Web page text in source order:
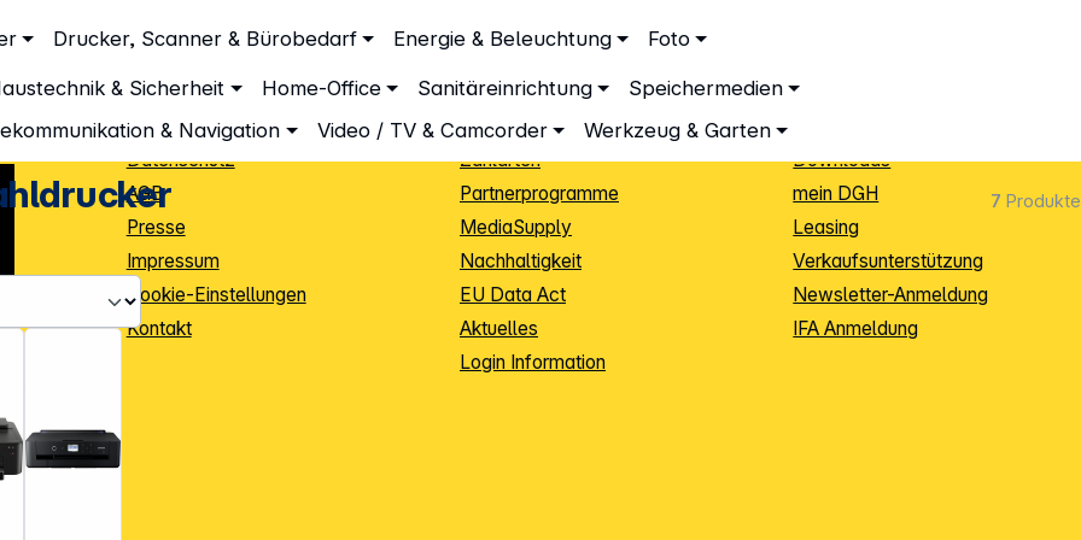
Drucker, Scanner & Bürobedarf Energie & Beleuchtung Foto
& Sicherheit Home-Office Sanitäreinrichtung
Speichermedien
& Navigation Video / TV & Camcorder Werkzeug & Garten
7 Produkte
Jahre
Unsere Leistungen
Beratung
Datenschutz
AGB
Presse
Impressum
Cookie-Einstellungen
Kontakt
Dropshipping
Info Guide
Zahlarten
Partnerprogramme
MediaSupply
Nachhaltigkeit
EU Data Act
Aktuelles
Login Information
Sendungsverfolgung
Downloads
mein DGH
Leasing
Verkaufsunterstützung
Newsletter-Anmeldung
IFA Anmeldung